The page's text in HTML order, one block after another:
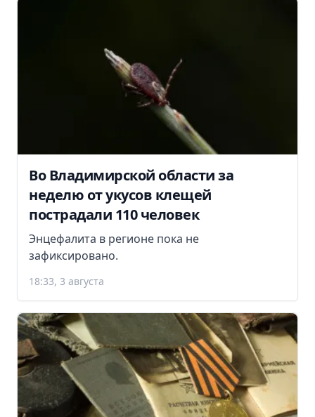
Во Владимирской области за
неделю от укусов клещей
пострадали 110 человек
Энцефалита в регионе пока не
зафиксировано.
18:33, 3 августа